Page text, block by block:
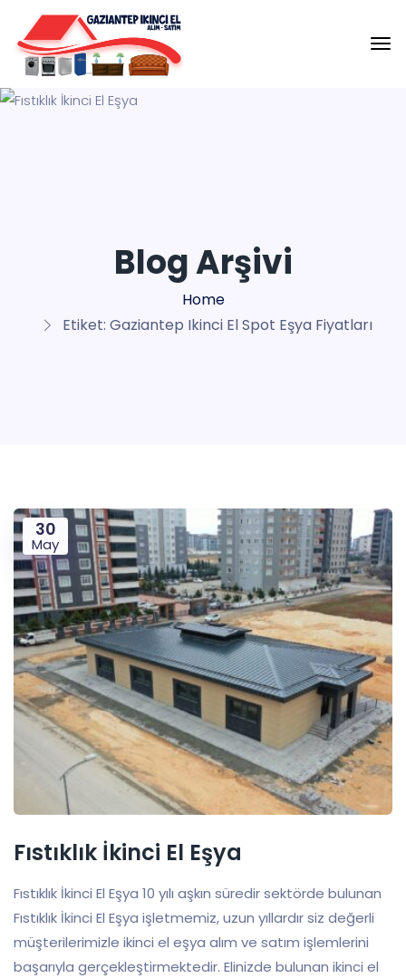
Blog Arşivi
Home
Etiket: Gaziantep Ikinci El Spot Eşya Fiyatları
30
May
Fıstıklık İkinci El Eşya
Fıstıklık İkinci El Eşya 10 yılı aşkın süredir sektörde bulunan
Fıstıklık İkinci El Eşya işletmemiz, uzun yıllardır siz değerli
müşterilerimizle ikinci el eşya alım ve satım işlemlerini
başarıyla gerçekleştirmektedir. Elinizde bulunan ikinci el